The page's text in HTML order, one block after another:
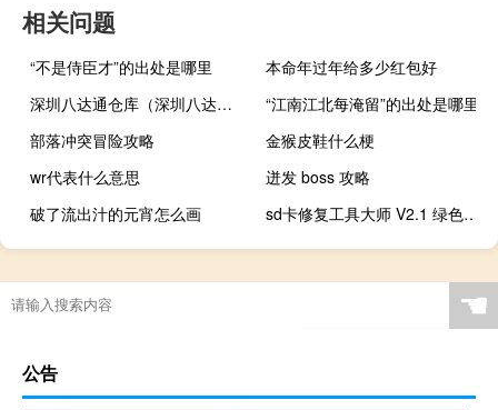
相关问题
“不是侍臣才”的出处是哪里
本命年过年给多少红包好
深圳八达通仓库（深圳八达仓无纸化通关系统）
“江南江北每淹留”的出处是哪里
部落冲突冒险攻略
金猴皮鞋什么梗
wr代表什么意思
迸发 boss 攻略
破了流出汁的元宵怎么画
sd卡修复工具大师 V2.1 绿色免费版（sd卡修复工具大师 V2.1 绿色免费版功能简介）
☚
公告